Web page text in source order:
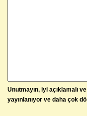
Unutmayın, iyi açıklamalı
yayınlanıyor ve daha çok